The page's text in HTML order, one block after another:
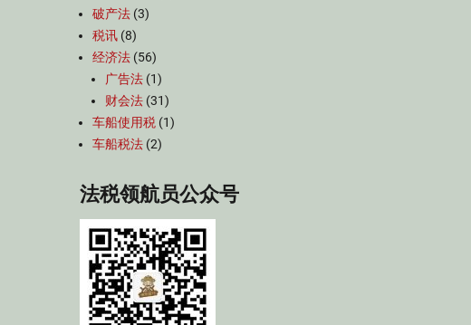
破产法 (3)
税讯 (8)
经济法 (56)
广告法 (1)
财会法 (31)
车船使用税 (1)
车船税法 (2)
法税领航员公众号